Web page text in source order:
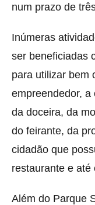
num prazo de
Inúmeras
ser beneficiadas
para utilizar bem
empreendedor, a
da doceira, da
do feirante, da
cidadão que
restaurante e até
Além do Parque